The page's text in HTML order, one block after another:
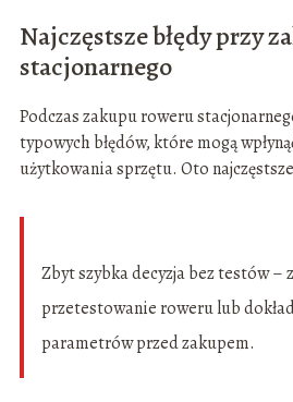
Najczęstsze błędy przy
stacjonarnego
Podczas zakupu roweru
typowych błędów, które mogą
użytkowania sprzętu. Oto
Zbyt szybka decyzja bez testów –
przetestowanie roweru lub
parametrów przed zakupem.